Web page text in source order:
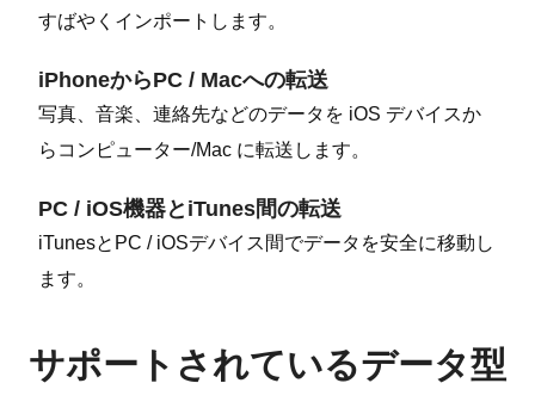
すばやくインポートします。
iPhoneからPC / Macへの転送
写真、音楽、連絡先などのデータを iOS デバイスか
らコンピューター/Mac に転送します。
PC / iOS機器とiTunes間の転送
iTunesとPC / iOSデバイス間でデータを安全に移動し
ます。
サポートされているデータ型